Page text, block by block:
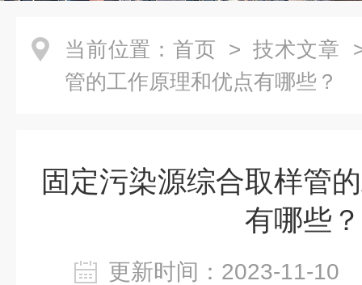
当前位置： 首页 > 技术文章
管的工作原理和优点有哪些？
固定污染源综合取样管
有哪些？
更新时间：2023-11-